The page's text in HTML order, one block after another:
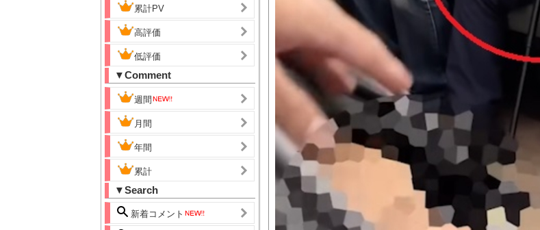
累計PV
高評価
低評価
▼Comment
週間
月間
年間
累計
▼Search
新着コメント